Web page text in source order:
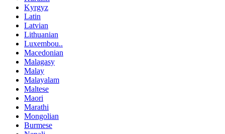
Kyrgyz
Latin
Latvian
Lithuanian
Luxembou..
Macedonian
Malagasy
Malay
Malayalam
Maltese
Maori
Marathi
Mongolian
Burmese